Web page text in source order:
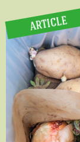
ARTICLE